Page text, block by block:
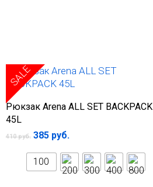
Выберите параметры
SALE
Рюкзак Arena ALL SET BACKPACK
45L
410руб. 385 руб.
100